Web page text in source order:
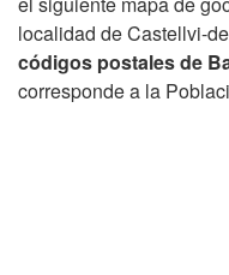
localidad de Castellvi-
códigos postales de
corresponde a la